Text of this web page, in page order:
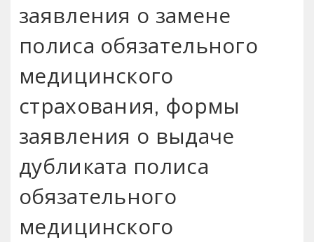
заявления о замене
полиса обязательного
медицинского
страхования‚ формы
заявления о выдаче
дубликата полиса
обязательного
медицинского